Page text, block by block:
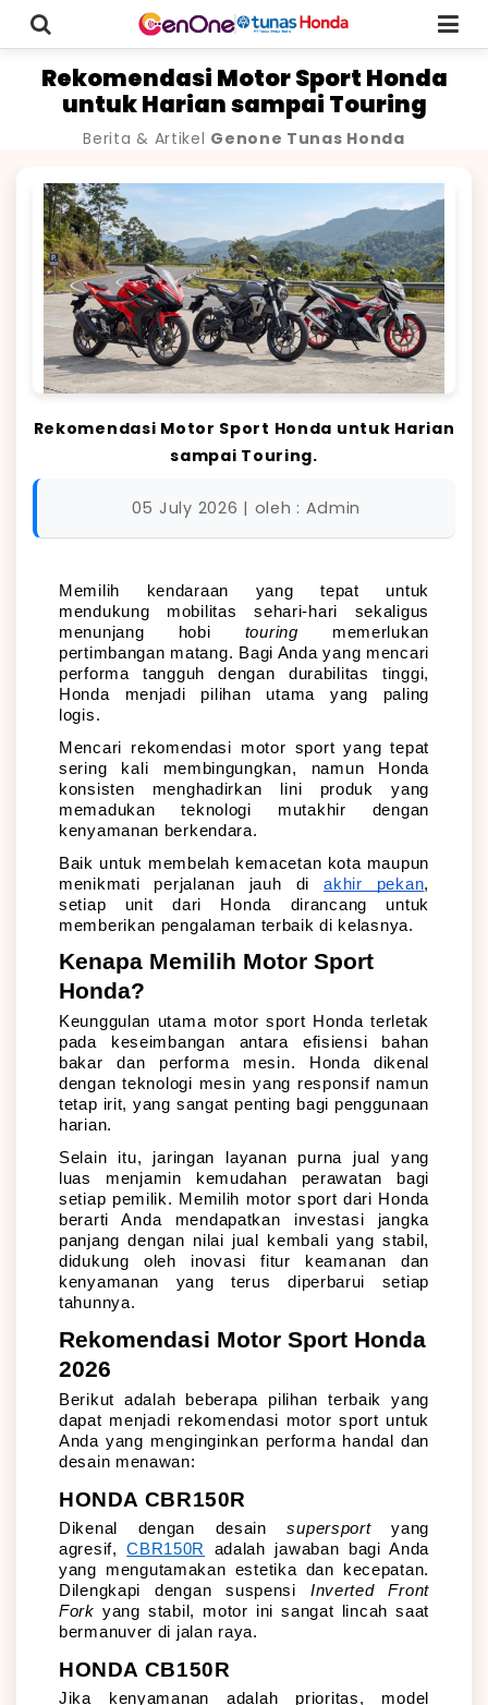
Rekomendasi Motor Sport Honda
untuk Harian sampai Touring
Berita & Artikel Genone Tunas Honda
Rekomendasi Motor Sport Honda untuk Harian
sampai Touring.
05 July 2026 | oleh : Admin
Memilih kendaraan yang tepat untuk
mendukung mobilitas sehari-hari sekaligus
menunjang hobi touring memerlukan
pertimbangan matang. Bagi Anda yang mencari
performa tangguh dengan durabilitas tinggi,
Honda menjadi pilihan utama yang paling
logis.
Mencari rekomendasi motor sport yang tepat
sering kali membingungkan, namun Honda
konsisten menghadirkan lini produk yang
memadukan teknologi mutakhir dengan
kenyamanan berkendara.
Baik untuk membelah kemacetan kota maupun
menikmati perjalanan jauh di akhir pekan,
setiap unit dari Honda dirancang untuk
memberikan pengalaman terbaik di kelasnya.
Kenapa Memilih Motor Sport
Honda?
Keunggulan utama motor sport Honda terletak
pada keseimbangan antara efisiensi bahan
bakar dan performa mesin. Honda dikenal
dengan teknologi mesin yang responsif namun
tetap irit, yang sangat penting bagi penggunaan
harian.
Selain itu, jaringan layanan purna jual yang
luas menjamin kemudahan perawatan bagi
setiap pemilik. Memilih motor sport dari Honda
berarti Anda mendapatkan investasi jangka
panjang dengan nilai jual kembali yang stabil,
didukung oleh inovasi fitur keamanan dan
kenyamanan yang terus diperbarui setiap
tahunnya.
Rekomendasi Motor Sport Honda
2026
Berikut adalah beberapa pilihan terbaik yang
dapat menjadi rekomendasi motor sport untuk
Anda yang menginginkan performa handal dan
desain menawan:
HONDA CBR150R
Dikenal dengan desain supersport yang
agresif, CBR150R
adalah jawaban bagi Anda
yang mengutamakan estetika dan kecepatan.
Dilengkapi dengan suspensi Inverted Front
Fork yang stabil, motor ini sangat lincah saat
bermanuver di jalan raya.
HONDA CB150R